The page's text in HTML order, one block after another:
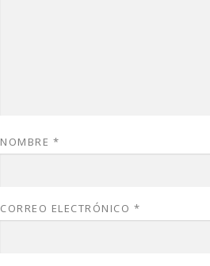
NOMBRE *
CORREO ELECTRÓNICO *